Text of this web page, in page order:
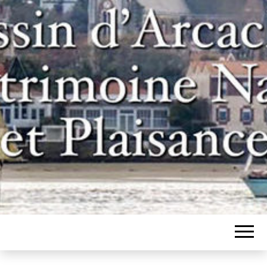
BASSIN
D'ARCACHON,
PATRIMOINE
NAVAL ET
Un site pour les inconditionnels des
bateaux et de l'histoire du bassin
d'Arcachon